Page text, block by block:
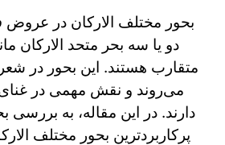
بحور مختلف الارکان در عروض
دو یا سه بحر متحد الارکان
متقارب هستند. این بحور در
می‌روند و نقش مهمی در
دارند. در این مقاله، به بررسی
پرکاربردترین بحور مختلف